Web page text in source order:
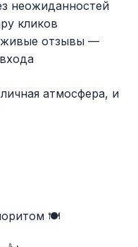
неожиданностей
кликов
живые отзывы —
атмосфера, и
🍽️